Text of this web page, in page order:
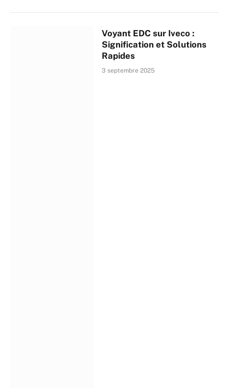
Voyant EDC sur Iveco :
Signification et Solutions
Rapides
3 septembre 2025